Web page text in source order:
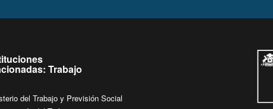
Trabajo
del Trabajo y Previsión Social